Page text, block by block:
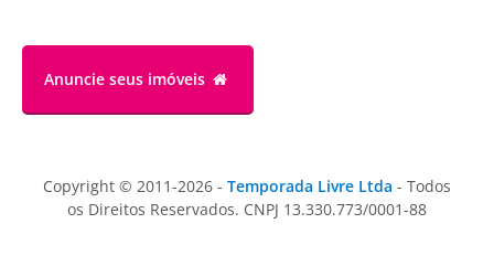
Anuncie seus imóveis
Copyright © 2011-2026 - Temporada Livre Ltda - Todos
os Direitos Reservados. CNPJ 13.330.773/0001-88